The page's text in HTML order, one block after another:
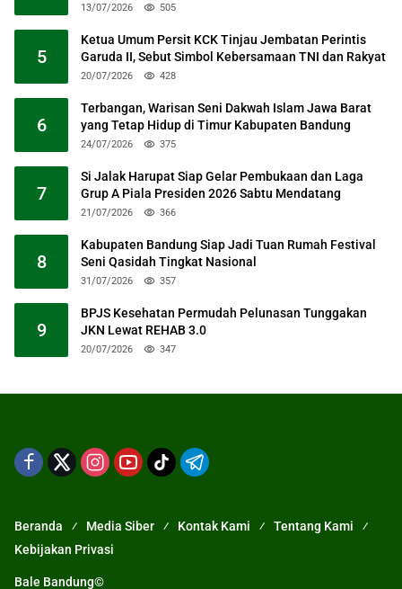
13/07/2026 505
5
Ketua Umum Persit KCK Tinjau Jembatan Perintis
Garuda II, Sebut Simbol Kebersamaan TNI dan Rakyat
20/07/2026 428
6
Terbangan, Warisan Seni Dakwah Islam Jawa Barat
yang Tetap Hidup di Timur Kabupaten Bandung
24/07/2026 375
7
Si Jalak Harupat Siap Gelar Pembukaan dan Laga
Grup A Piala Presiden 2026 Sabtu Mendatang
21/07/2026 366
8
Kabupaten Bandung Siap Jadi Tuan Rumah Festival
Seni Qasidah Tingkat Nasional
31/07/2026 357
9
BPJS Kesehatan Permudah Pelunasan Tunggakan
JKN Lewat REHAB 3.0
20/07/2026 347
Beranda Media Siber Kontak Kami
Tentang Kami
Kebijakan Privasi
Bale Bandung©